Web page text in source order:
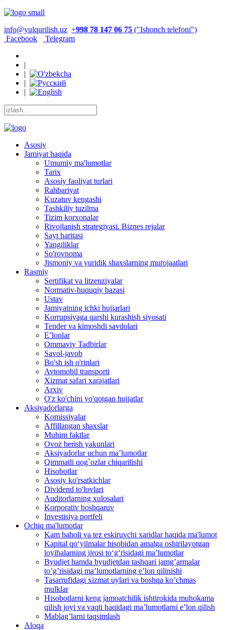
info@yulqurilish.uz +998 78 147 06 75 ("Ishonch telefoni")
Facebook
Telegram
|
|
|
|
Asosiy
Jamiyat haqida
Umumiy ma'lumotlar
Tarix
Asosiy faoliyat turlari
Rahbariyat
Kuzatuv kengashi
Tashkiliy tuzilma
Tizim korxonalar
Rivojlanish strategiyasi. Biznes rejalar
Sayt haritasi
Yangiliklar
So'rovnoma
Jismoniy va yuridik shaxslarning murojaatlari
Rasmiy
Sertifikat va litzenziyalar
Normativ-huquqiy bazasi
Ustav
Jamiyatning ichki hujjarlari
Korrupsiyaga qarshi kurashish siyosati
Tender va kimoshdi savdolari
E’lonlar
Ommaviy Tadbirlar
Savol-javob
Bo'sh ish o'rinlari
Avtomobil transporti
Xizmat safari xarajatlari
Arxiv
O'z ko'chini yo'qotgan hujjatlar
Aksiyadorlarga
Komissiyalar
Affillangan shaxslar
Muhim faktlar
Ovoz berish yakunlari
Aksiyadorlar uchun ma’lumotlar
Qimmatli qog`ozlar chiqarilishi
Hisobotlar
Asosiy ko'rsatkichlar
Dividend to'lovlari
Auditorlarning xulosalari
Korporativ boshqaruv
Investisiya portfeli
Ochiq ma'lumotlar
Kam baholi va tez eskiruvchi xaridlar haqida ma'lumot
Kapital qo‘yilmalar hisobidan amalga oshirilayotgan
loyihalarning ijrosi to‘g‘risidagi maʼlumotlar
Byudjet hamda byudjetdan tashqari jamgʼarmalar
toʼgʼrisidagi maʼlumotlarning eʼlon qilinishi
Tasarrufidagi xizmat uylari va boshqa koʼchmas
mulklar
Hisobotlarni keng jamoatchilik ishtirokida muhokama
qilish joyi va vaqti haqidagi maʼlumotlarni eʼlon qilish
Mablag’larni taqsimlash
Aloqa